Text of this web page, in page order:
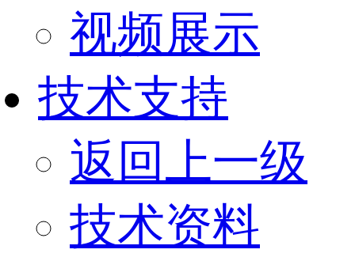
视频展示
技术支持
返回上一级
技术资料